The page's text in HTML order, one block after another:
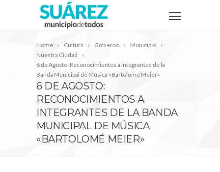
Home Cultura Gobierno
Municipio
Nuestra Ciudad
6 de Agosto: Reconocimientos a integrantes de la
Banda Municipal de Música «Bartolomé Meier»
6 DE AGOSTO:
RECONOCIMIENTOS A
INTEGRANTES DE LA BANDA
MUNICIPAL DE MÚSICA
«BARTOLOMÉ MEIER»